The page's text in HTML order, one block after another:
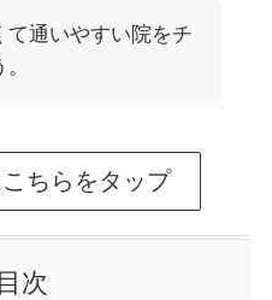
て通いやすい院をチ
ちらをタップ
目次